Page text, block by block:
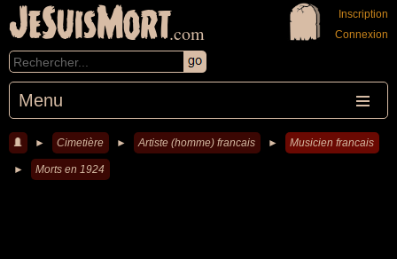
JeSuisMort.com
Menu
Inscription
Connexion
► Cimetière ► Artiste (homme) francais ► Musicien francais
► Morts en 1924